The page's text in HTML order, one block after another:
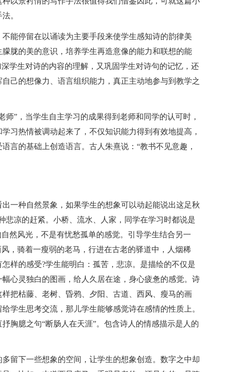
。
能停留在以诵读为主要手段来使学生感知诗的韵律美
胧的美的意识，培养学生再造意像的能力和联想的能
学生对诗的内容的理解，又巩固学生对诗句的记忆，还
己的想像力、语言组织能力，真正主动地参与到教学之
”，当学生自主学习的成果得到老师和同学的认可时，
习热情被调动起来了，不仅知识能力得到有效地提高，
言的基础上创造语言。古人朱熹说：“教书不见意趣，
一种自然景象，如果学生的想象可以动起能说出这足秋
悲凉的赶紧。小桥、流水、人家，同学在学习时都说是
然风光，不是有忧愁孤单的感觉。引导学生结合另一
，骑着一瘦弱的老马，行进在古老的驿道中，人烟稀
样的感受?学生能明白：孤苦，悲凉。是描绘的不仅是
心灵独白的图画，给人久居在途，身心疲惫的感觉。诗
把枯藤、老树、昏鸦、夕阳、古道、西风、瘦马的画
学生思考交流，那儿学生能够感觉诗在感情的性质上。
胸臆之句“断肠人在天涯”。包含诗人的情感描示是人的
留下一些想象的空间，让学生的想象创造。数字之中却